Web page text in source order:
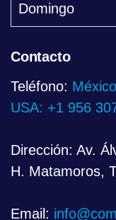
Domingo
Contacto
Teléfono:
USA: +1 956
Dirección: Av.
H. Matamoros,
Email: